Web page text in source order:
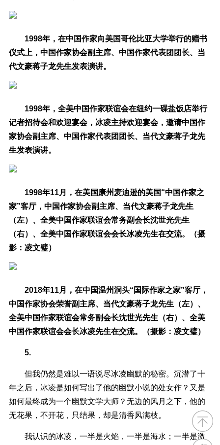
1998年，在中国作家向美国哥伦比亚大学举行的赠书
仪式上，中国作家协会副主席、中国作家代表团团长、当
代文豪蒋子龙先生发表演讲。
1998年，全美中国作家联谊会在纽约一碟盐饭店举行
记者招待会和欢迎宴会，冰凌主持欢迎宴会，邀请中国作
家协会副主席、中国作家代表团团长、当代文豪蒋子龙先
生发表演讲。
1998年11月，在美国康州麦迪逊的美国“中国作家之
家”客厅，中国作家协会副主席、当代文豪蒋子龙先生
（左）、全美中国作家联谊会常务副会长沈世光先生
（右）、全美中国作家联谊会会长冰凌先生在交流。（摄
影：凌文璧）
2018年11月，在中国温州洞头“国际作家之家”客厅，
中国作家协会荣誉副主席、当代文豪蒋子龙先生（左）、
全美中国作家联谊会常务副会长沈世光先生（右）、全美
中国作家联谊会会长冰凌先生在交流。（摄影：凌文璧）
5.
但我仍然是难以一语说尽冰凌幽默的秘密。沉潜了十
年之后，冰凌是如何写出了他的幽默小说的处女作？又是
如何最终成为一个幽默文学大师？无边的风月之下，他的
无花果，不开花，只结果，却是清香风满枝。
我认识的冰凌，一半是火焰，一半是海水；一半是激